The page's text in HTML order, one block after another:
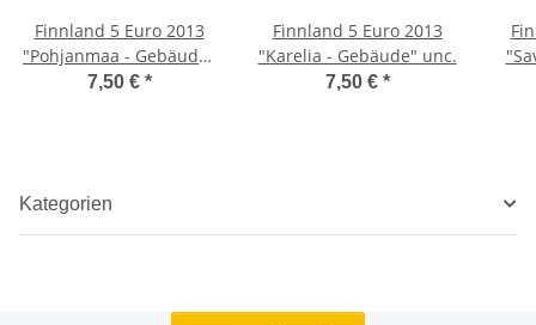
Finnland 5 Euro 2013
"Pohjanmaa - Gebäude"
unc.
7,50 € *
Finnland 5 Euro 2013
"Karelia - Gebäude" unc.
7,50 € *
Kategorien